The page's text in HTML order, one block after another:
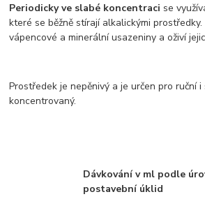
Periodicky ve slabé koncentraci se
které se běžně stírají alkalickými
vápencové a minerální usazeniny a oživí
Prostředek je nepěnivý a je určen pro ruční
koncentrovaný.
Dávkování v ml podle
postavební úklid